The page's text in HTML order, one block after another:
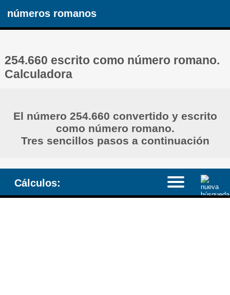
números romanos
254.660 escrito como número romano.
Calculadora
El número 254.660 convertido y escrito
como número romano.
Tres sencillos pasos a continuación
Cálculos: